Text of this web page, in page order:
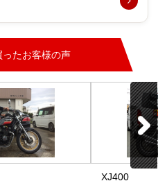
ったお客様の声
XJ400